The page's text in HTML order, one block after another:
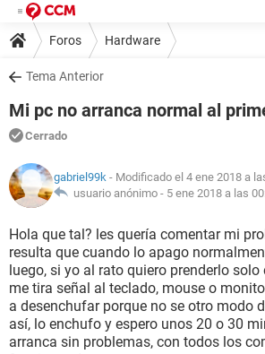
Foros Hardware
Tema Anterior
Mi pc no arranca normal al
Cerrado
gabriel99k - Modificado el 4 ene 2018 a
usuario anónimo - 5 ene 2018 a las
Hola que tal? les quería comentar mi
resulta que cuando lo apago
luego, si yo al rato quiero prenderlo solo
me tira señal al teclado, mouse o
a desenchufar porque no se otro modo
así, lo enchufo y espero unos 20 o 30
arranca sin problemas, con todos los